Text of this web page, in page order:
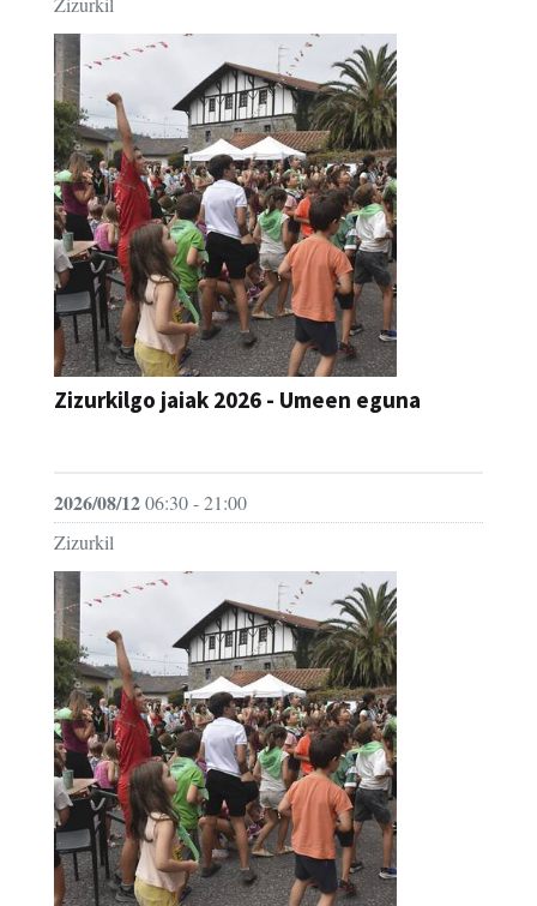
Zizurkilgo jaiak 2026 - Umeen eguna
2026/08/1206:30 - 21:00
Zizurkil